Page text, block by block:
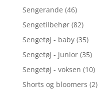
Sengerande (46)
Sengetilbehør (82)
Sengetøj - baby (35)
Sengetøj - junior (35)
Sengetøj - voksen (10)
Shorts og bloomers (2)